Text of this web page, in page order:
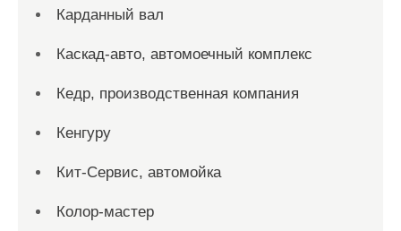
Карданный вал
Каскад-авто, автомоечный комплекс
Кедр, производственная компания
Кенгуру
Кит-Сервис, автомойка
Колор-мастер